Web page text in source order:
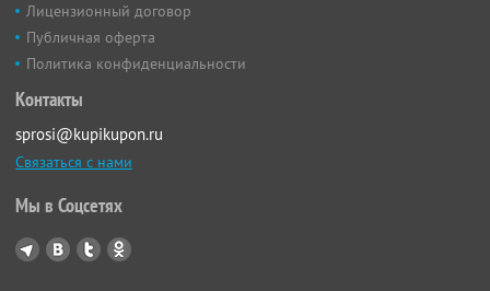
Лицензионный договор
Публичная оферта
Политика конфиденциальности
Контакты
sprosi@kupikupon.ru
Связаться с нами
Мы в Соцсетях